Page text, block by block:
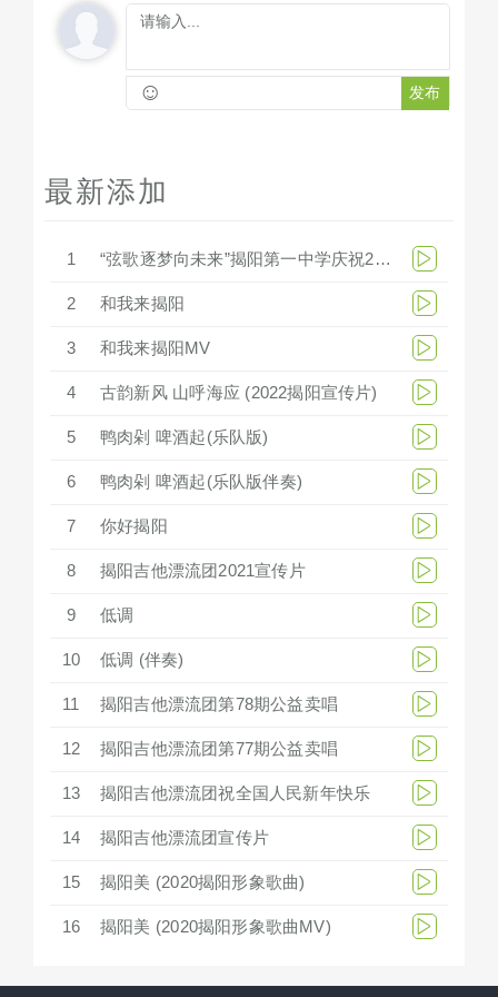
☺ 发布
最新添加
1 “弦歌逐梦向未来”揭阳第一中学庆祝279周年华诞文艺汇演
2 和我来揭阳
3 和我来揭阳MV
4 古韵新风 山呼海应 (2022揭阳宣传片)
5 鸭肉剁 啤酒起(乐队版)
6 鸭肉剁 啤酒起(乐队版伴奏)
7 你好揭阳
8 揭阳吉他漂流团2021宣传片
9 低调
10 低调 (伴奏)
11 揭阳吉他漂流团第78期公益卖唱
12 揭阳吉他漂流团第77期公益卖唱
13 揭阳吉他漂流团祝全国人民新年快乐
14 揭阳吉他漂流团宣传片
15 揭阳美 (2020揭阳形象歌曲)
16 揭阳美 (2020揭阳形象歌曲MV)